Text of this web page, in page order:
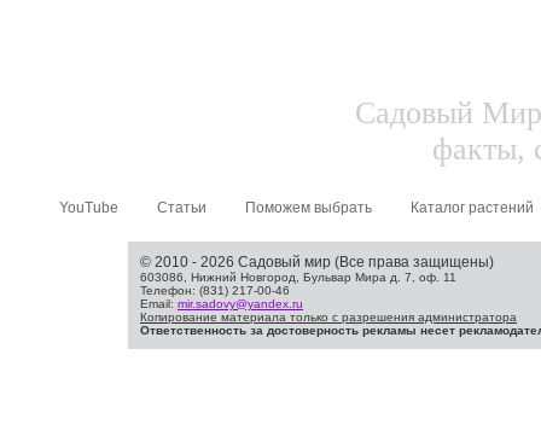
Садовый
факты,
YouTube Статьи Поможем выбрать Каталог растений
© 2010 - 2026 Садовый мир (Все права защищены)
603086, Нижний Новгород, Бульвар Мира д. 7, оф. 11
Телефон: (831) 217-00-46
Email: mir.sadovy@yandex.ru
Копирование материала только с разрешения администратора
Ответственность за достоверность рекламы несет